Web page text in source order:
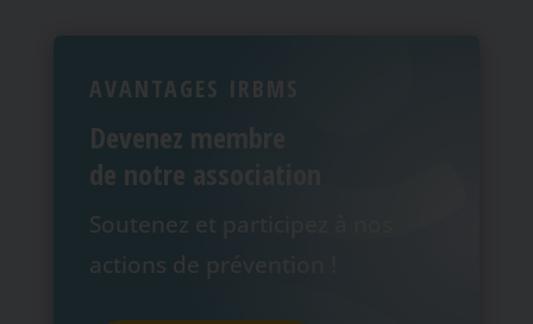
AVANTAGES IRBMS
Devenez membre
de notre association
Soutenez et participez à nos
actions de prévention !